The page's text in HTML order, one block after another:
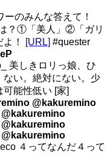
ーのみんな答えて！
？①「美人」②「ガリ
！
[URL] #quester
美しきロリっ娘、ひ
。絶対にない。少
能性低い [家]
@kakuremino
４ってなんだ４って